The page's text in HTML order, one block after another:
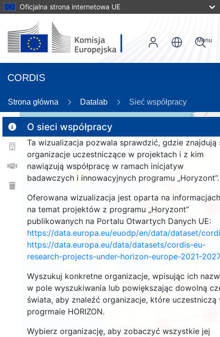
Oficjalna strona internetowa UE
CORDIS
Menu
Strona główna Datalab Sieć współpracy
O sieci współpracy
Ta wizualizacja pozwala sprawdzić, gdzie znajdują
organizacje uczestniczące w projektach i z kim
nawiązują współpracę w ramach inicjatyw
badawczych i innowacyjnych programu „Horyzont”.
Oferowana wizualizacja jest oparta na informacjach
na temat projektów z programu „Horyzont”
publikowanych na Portalu Otwartych Danych UE:
https://data.europa.eu/euodp/en/data/dataset/
https://data.europa.eu/data/datasets/cordis-eu-
research-projects-under-horizon-europe-2021-2027
Wyszukuj konkretne organizacje, wpisując ich
w pole wyszukiwania lub powiększając dowolną
świata, aby znaleźć organizacje, które uczestniczą
progrmaie HORIZON.
Wybierz organizację, aby zobaczyć wszystkie jej
25
146
259
821
2576
2196
13092
11877